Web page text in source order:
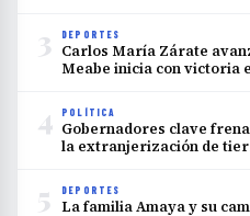
3 DEPORTES
Carlos María Zárate
Meabe inicia con victoria
4 POLÍTICA
Gobernadores clave
la extranjerización de
5 DEPORTES
La familia Amaya y su